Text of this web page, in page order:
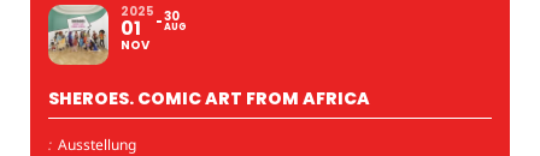
2025
01
NOV
30
AUG
SHEROES. COMIC ART FROM AFRICA
: Ausstellung